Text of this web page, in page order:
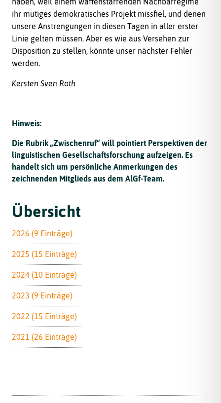
ihr mutiges demokratisches Projekt missfiel, und denen
unsere Anstrengungen in diesen Tagen in aller erster
Linie gelten müssen. Aber es wie aus Versehen zur
Disposition zu stellen, könnte unser nächster Fehler
werden.
Kersten Sven Roth
Hinweis:
Die Rubrik „Zwischenruf“ will pointiert Perspektiven der
linguistischen Gesellschaftsforschung aufzeigen. Es
handelt sich um persönliche Anmerkungen des
zeichnenden Mitglieds aus dem AlGf-Team.
Übersicht
2026 (9 Einträge)
2025 (15 Einträge)
2024 (10 Einträge)
2023 (9 Einträge)
2022 (15 Einträge)
2021 (26 Einträge)